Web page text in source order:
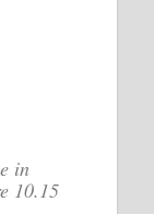
in
10.15